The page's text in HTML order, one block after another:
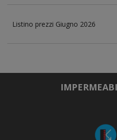
Listino prezzi Giugno 2026